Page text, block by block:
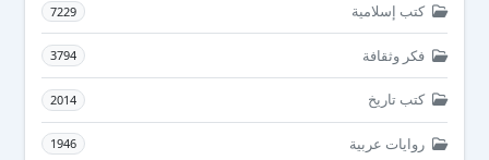
كتب إسلامية 7229
فكر وثقافة 3794
كتب تاريخ 2014
روايات عربية 1946